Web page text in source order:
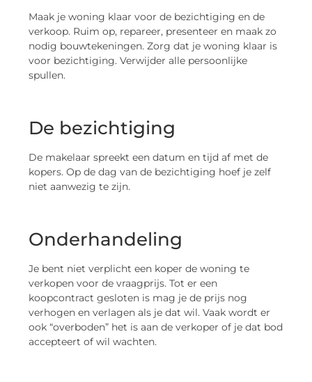
Maak je woning klaar voor de bezichtiging en de
verkoop. Ruim op, repareer, presenteer en maak zo
nodig bouwtekeningen. Zorg dat je woning klaar is
voor bezichtiging. Verwijder alle persoonlijke
spullen.
De bezichtiging
De makelaar spreekt een datum en tijd af met de
kopers. Op de dag van de bezichtiging hoef je zelf
niet aanwezig te zijn.
Onderhandeling
Je bent niet verplicht een koper de woning te
verkopen voor de vraagprijs. Tot er een
koopcontract gesloten is mag je de prijs nog
verhogen en verlagen als je dat wil. Vaak wordt er
ook “overboden” het is aan de verkoper of je dat bod
accepteert of wil wachten.